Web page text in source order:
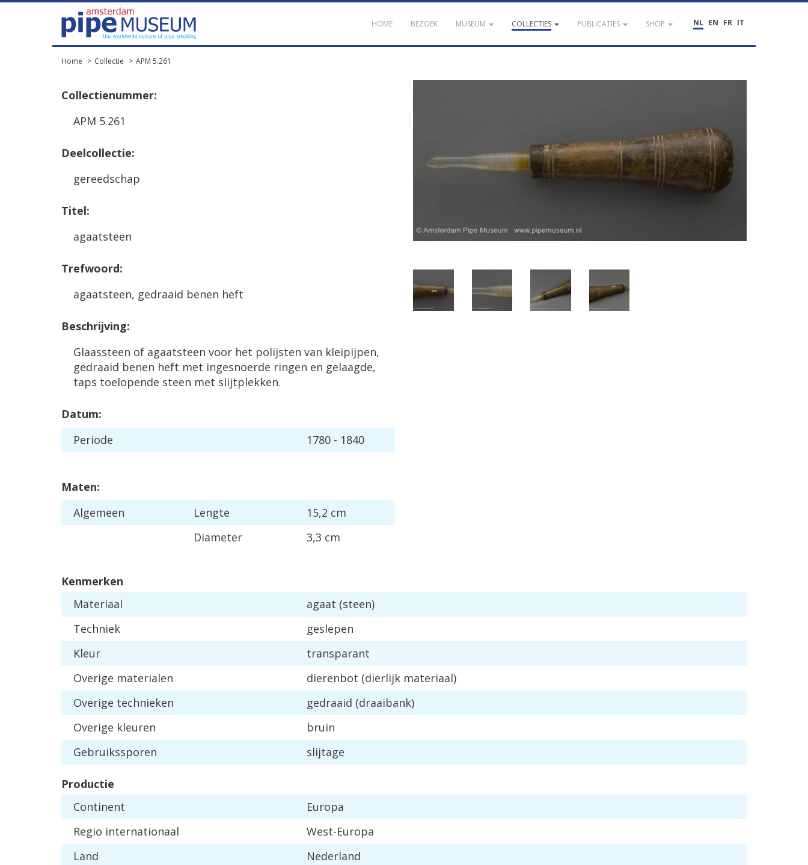
NL EN FR IT
HOME BEZOEK MUSEUM COLLECTIES PUBLICATIES SHOP
Home Collectie APM 5.261
Collectienummer:
APM 5.261
Deelcollectie:
gereedschap
Titel:
agaatsteen
Trefwoord:
agaatsteen, gedraaid benen heft
Beschrijving:
Glaassteen of agaatsteen voor het polijsten van kleipijpen,
gedraaid benen heft met ingesnoerde ringen en gelaagde,
taps toelopende steen met slijtplekken.
Datum:
Periode
1780 - 1840
Maten:
Algemeen
Lengte
15,2 cm
Diameter
3,3 cm
Kenmerken
Materiaal
agaat (steen)
Techniek
geslepen
Kleur
transparant
Overige materialen
dierenbot (dierlijk materiaal)
Overige technieken
gedraaid (draaibank)
Overige kleuren
bruin
Gebruikssporen
slijtage
Productie
Continent
Europa
Regio internationaal
West-Europa
Land
Nederland